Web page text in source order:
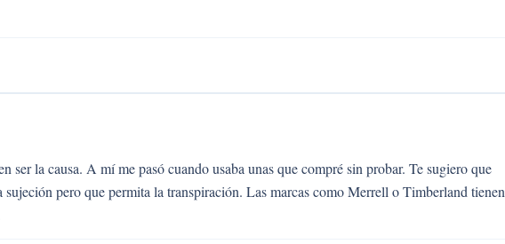
ser la causa. A mí me pasó cuando usaba unas que compré sin probar. Te sugiero que
sujeción pero que permita la transpiración. Las marcas como Merrell o Timberland tienen